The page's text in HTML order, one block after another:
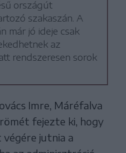
országút
szakaszán. A
már jó ideje csak
az
rendszeresen sorok
Imre, Máréfalva
fejezte ki, hogy
jutnia a